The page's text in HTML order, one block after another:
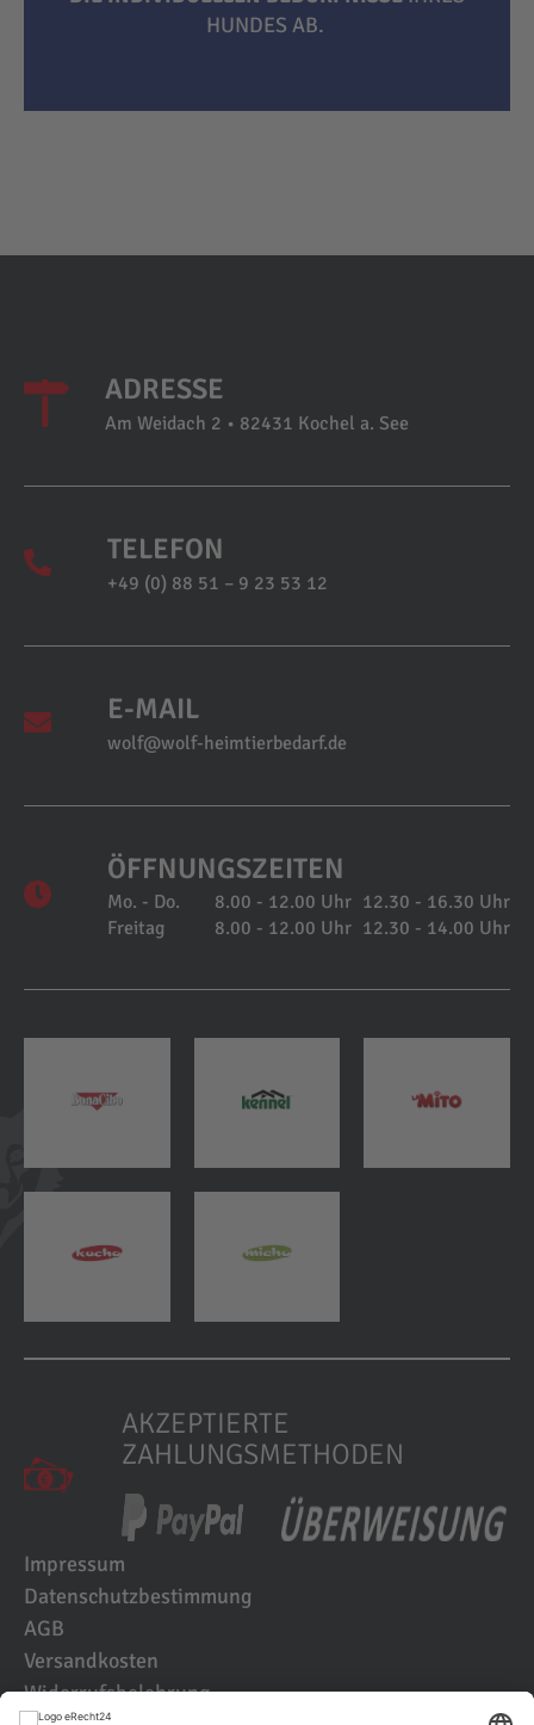
HUNDES AB.
ADRESSE
Am Weidach 2 • 82431 Kochel a. See
TELEFON
+49 (0) 88 51 – 9 23 53 12
E-MAIL
wolf@wolf-heimtierbedarf.de
ÖFFNUNGSZEITEN
Mo. - Do. 8.00 - 12.00 Uhr 12.30 - 16.30 Uhr
Freitag
8.00 - 12.00 Uhr 12.30 - 14.00 Uhr
AKZEPTIERTE
ZAHLUNGSMETHODEN
Impressum
Datenschutzbestimmung
AGB
Versandkosten
Widerrufsbelehrung